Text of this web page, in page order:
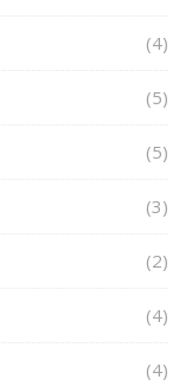
(4)
(5)
(5)
(3)
(2)
(4)
(4)